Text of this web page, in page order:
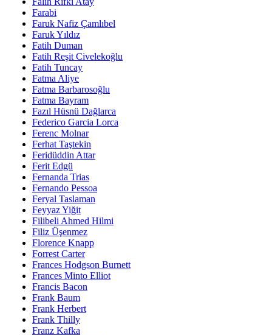
Farabi
Faruk Nafiz Çamlıbel
Faruk Yıldız
Fatih Duman
Fatih Reşit Civelekoğlu
Fatih Tuncay
Fatma Aliye
Fatma Barbarosoğlu
Fatma Bayram
Fazıl Hüsnü Dağlarca
Federico Garcia Lorca
Ferenc Molnar
Ferhat Taştekin
Feridüddin Attar
Ferit Edgü
Fernanda Trias
Fernando Pessoa
Feryal Taslaman
Feyyaz Yiğit
Filibeli Ahmed Hilmi
Filiz Üşenmez
Florence Knapp
Forrest Carter
Frances Hodgson Burnett
Frances Minto Elliot
Francis Bacon
Frank Baum
Frank Herbert
Frank Thilly
Franz Kafka